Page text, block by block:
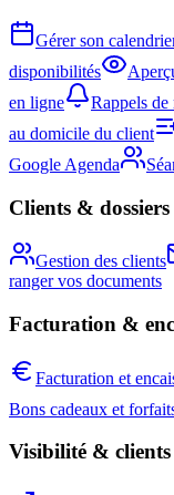
Gérer son
disponibilités
en ligne
Rappels de
au domicile du client
Google Agenda
Clients & dossiers
Gestion des clients
ranger vos documents
Facturation &
Facturation et
Bons cadeaux et
Visibilité & clients